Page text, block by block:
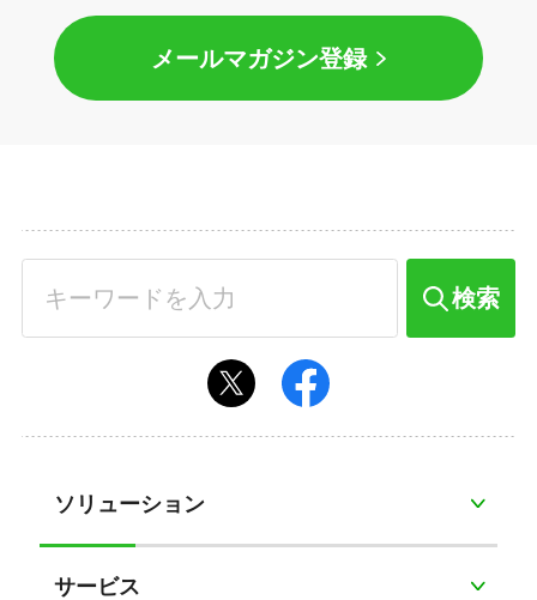
メールマガジン登録
検索
ソリューション
サービス